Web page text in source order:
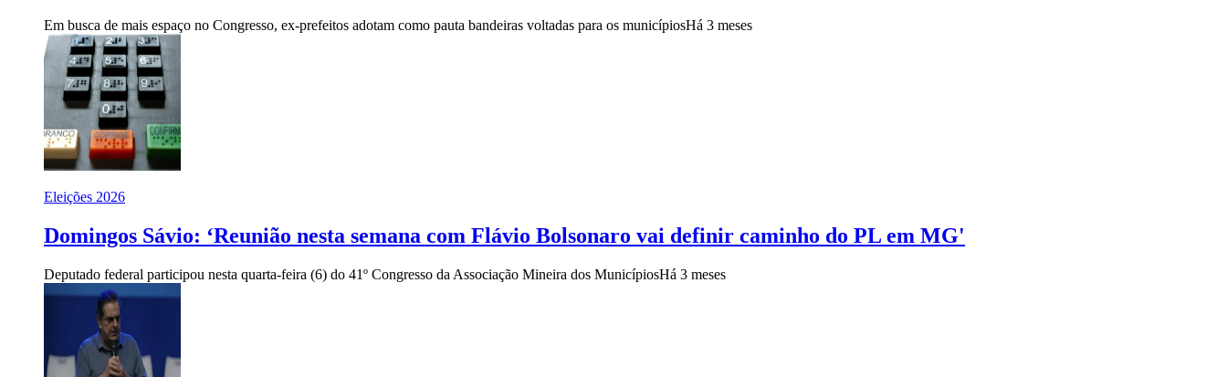
Em busca de mais espaço no Congresso, ex-prefeitos adotam como pauta bandeiras voltadas para os municípiosHá 3 meses
Eleições 2026
Domingos Sávio: ‘Reunião nesta semana com Flávio Bolsonaro vai definir caminho do PL em MG'
Deputado federal participou nesta quarta-feira (6) do 41º Congresso da Associação Mineira dos MunicípiosHá 3 meses